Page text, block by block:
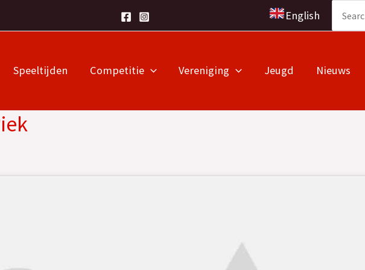
English
naar:
Speeltijden Competitie Vereniging Jeugd Nieuws